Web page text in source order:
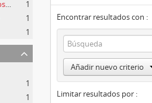
Convento de Nuestra Señora del Rosario de Oviedo
1
1
1
1
1
Encontrar resultados con :
Añadir nuevo criterio
Limitar resultados por :